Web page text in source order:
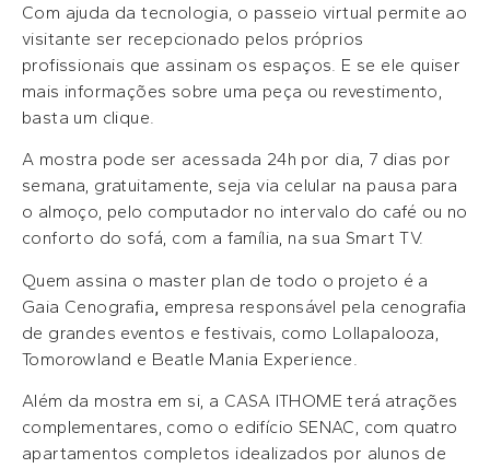
Com ajuda da tecnologia, o passeio virtual permite ao
visitante ser recepcionado pelos próprios
profissionais que assinam os espaços. E se ele quiser
mais informações sobre uma peça ou revestimento,
basta um clique.
A mostra pode ser acessada 24h por dia, 7 dias por
semana, gratuitamente, seja via celular na pausa para
o almoço, pelo computador no intervalo do café ou no
conforto do sofá, com a família, na sua Smart TV.
Quem assina o master plan de todo o projeto é a
Gaia Cenografia empresa responsável pela cenografia
de grandes eventos e festivais, como Lollapalooza,
Tomorowland e Beatle Mania Experience.
Além da mostra em si, a CASA ITHOME terá atrações
complementares, como o edifício SENAC, com quatro
apartamentos completos idealizados por alunos de